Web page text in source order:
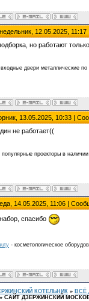
12.05.2025,
но работают
двери металлические по
13.05.2025, 10:33 |
не работает((
популярные проекторы в наличии
14.05.2025, 11:06 |
спасибо
- косметологическое
КОТЕЛЬНИК » ВСЁ
» САЙТ ДЗЕРЖИНСКИЙ